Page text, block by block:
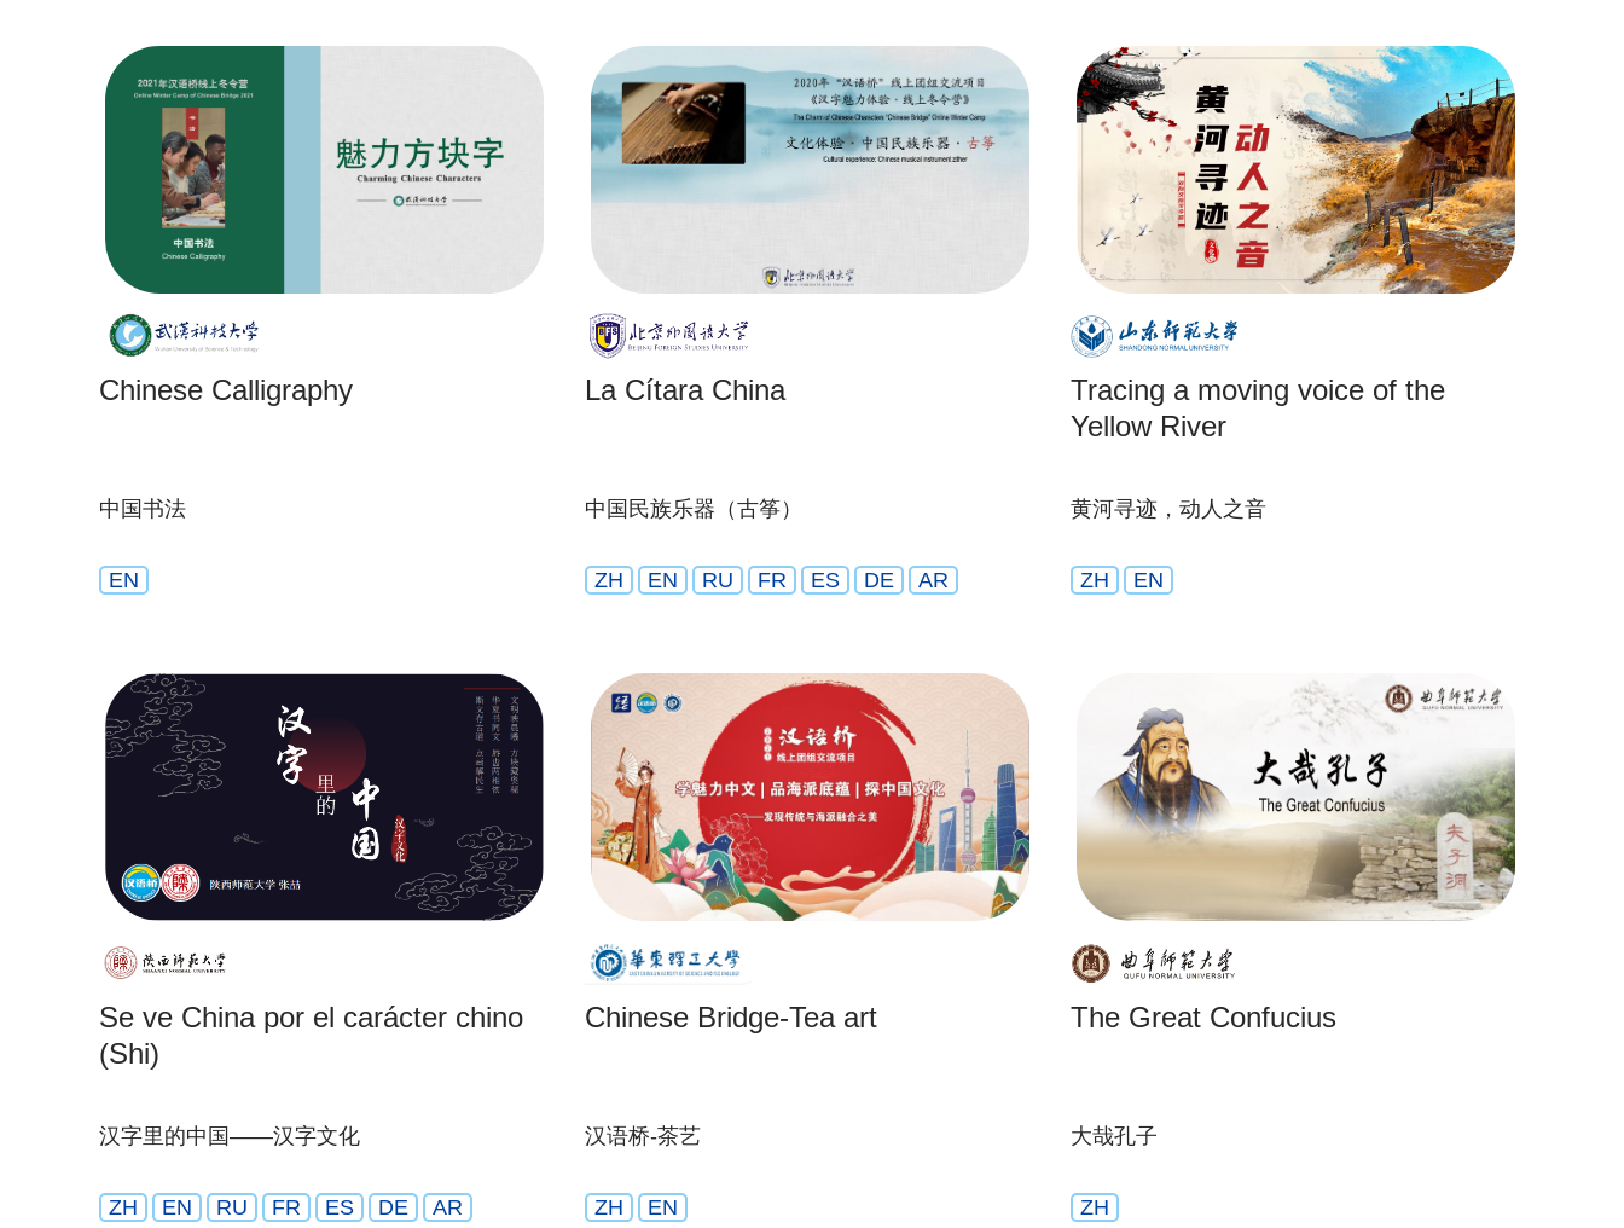
Chinese Calligraphy
中国书法
EN
La Cítara China
中国民族乐器（古筝）
ZH EN RU FR ES DE AR
Tracing a moving voice of the
Yellow River
黄河寻迹，动人之音
ZH EN
Se ve China por el carácter chino
(Shi)
汉字里的中国——汉字文化
ZH EN RU FR ES DE AR
Chinese Bridge-Tea art
汉语桥-茶艺
ZH EN
The Great Confucius
大哉孔子
ZH